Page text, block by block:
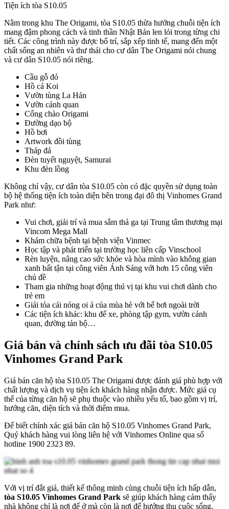
Tiện ích tòa S10.05
Nằm trong khu The Origami, tòa S10.05 thừa hưởng chuỗi tiện ích
mang đậm phong cách và tinh thần Nhật Bản len lỏi trong từng chi
tiết. Các công trình này được bố trí, sắp xếp tinh tế, mang đến một
chất sống an nhiên và thư thái cho cư dân The Origami nói chung
và cư dân S10.05 nói riêng.
Cầu gỗ đỏ
Hồ cá Koi
Vườn tùng La Hán
Vườn cảnh quan
Cổng chào Origami
Đường dạo bộ
Hồ bơi
Artwork đồi tùng
Tháp đá
Đèn tuyết nguyệt, Samurai
Khu đèn lồng
Không chỉ vậy, cư dân tòa S10.05 còn có đặc quyền sử dụng toàn
bộ hệ thống tiện ích toàn diện bên trong đại đô thị Vinhomes Grand
Park như:
Vui chơi, giải trí và mua sắm thả ga tại Trung tâm thương mại
Vincom Mega Mall
Khám chữa bệnh tại bệnh viện Vinmec
Học tập và phát triển tại trường học liên cấp Vinschool
Rèn luyện, nâng cao sức khỏe và hòa mình vào không gian
xanh bất tận tại công viên Ánh Sáng với hơn 15 công viên
chủ đề
Tham gia những hoạt động thú vị tại khu vui chơi dành cho
trẻ em
Giải tỏa cái nóng oi ả của mùa hè với bể bơi ngoài trời
Các tiện ích khác: khu để xe, phòng tập gym, vườn cảnh
quan, đường tản bộ…
Giá bán và chính sách ưu đãi tòa S10.05
Vinhomes Grand Park
Giá bán căn hộ tòa S10.05 The Origami được đánh giá phù hợp với
chất lượng và dịch vụ tiện ích khách hàng nhận được. Mức giá cụ
thể của từng căn hộ sẽ phụ thuộc vào nhiều yếu tố, bao gồm vị trí,
hướng căn, diện tích và thời điểm mua.
Để biết chính xác giá bán căn hộ S10.05 Vinhomes Grand Park,
Quý khách hàng vui lòng liên hệ với Vinhomes Online qua số
hotline 1900 2323 89.
Với vị trí đắt giá, thiết kế thông minh cùng chuỗi tiện ích hấp dẫn,
tòa S10.05 Vinhomes Grand Park sẽ giúp khách hàng cảm thấy
nhà không chỉ là nơi để ở mà còn là nơi để hưởng thụ cuộc sống.